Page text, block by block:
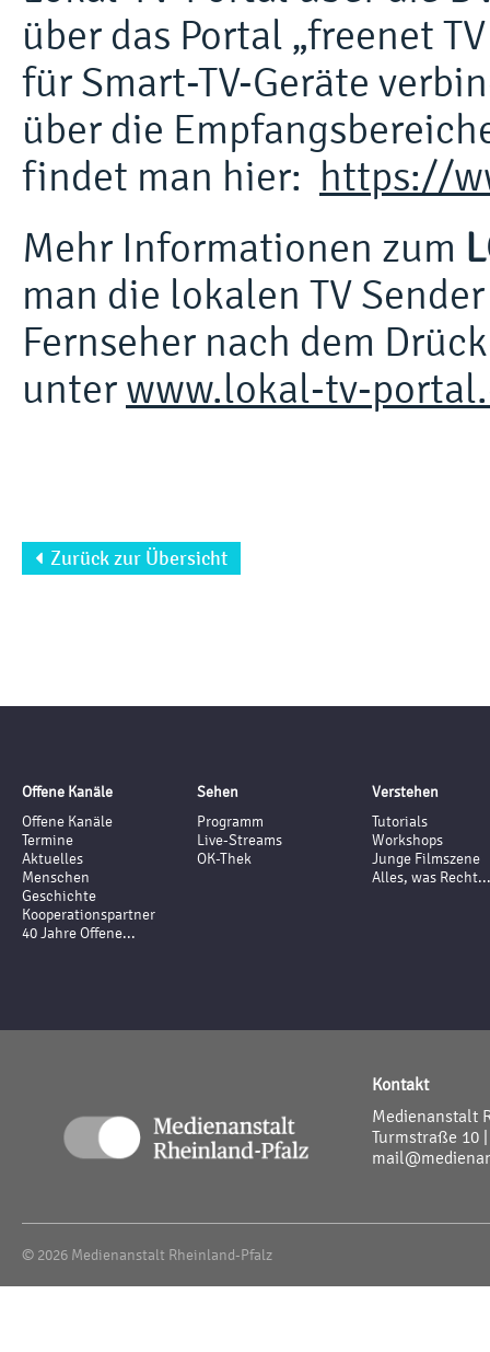
über das Portal „freenet
für Smart-TV-Geräte
über die
findet man hier: https://
Mehr Informationen zum
man die lokalen TV
Fernseher nach dem
unter www.lokal-tv-
Zurück zur Übersicht
Offene Kanäle
Offene Kanäle
Termine
Aktuelles
Menschen
Geschichte
Kooperationspartner
40 Jahre Offene...
Sehen
Programm
Live-Streams
OK-Thek
Verstehen
Tutorials
Workshops
Junge Filmszene
Alles, was Recht...
Kontakt
Medienanstalt
Turmstraße 10
© 2026 Medienanstalt Rheinland-Pfalz